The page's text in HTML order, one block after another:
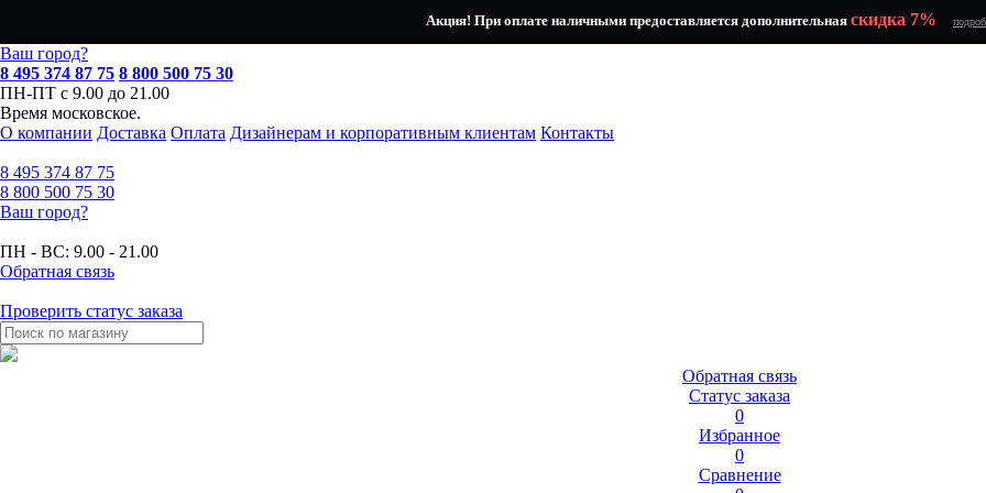
Акция! При оплате наличными предоставляется дополнительная скидка 7%
Ваш город?
8 495 374 87 75 8 800 500 75 30
ПН-ПТ с 9.00 до 21.00
Время московское.
О компании Доставка Оплата Дизайнерам и корпоративным клиентам Контакты
8 495 374 87 75
8 800 500 75 30
Ваш город?
ПН - ВС: 9.00 - 21.00
Обратная связь
Проверить статус заказа
Обратная связь
Статус заказа
0
Избранное
0
Сравнение